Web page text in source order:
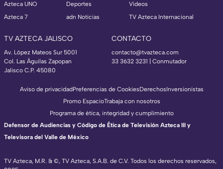
Azteca UNO
Azteca 7
Deportes
adn Noticias
Videos
TV Azteca Internacional
TV AZTECA JALISCO
Av. López Mateos Sur 5001
Col. Las Águilas Zapopan
Jalisco C.P. 45080
CONTACTO
contacto@tvazteca.com
33 3632 3231 | Conmutador
TV Azteca, M.R. & ©, TV Azteca, S.A.B. de C.V. Todos los derechos reservados,
Aviso de privacidadPreferencias de CookiesDerechosInversionistas
Promo EspacioTrabaja con nosotros
Programa de ética, integridad y cumplimiento
Defensor de Audiencias y Código de Ética de Televisión Azteca III y
Televisora del Valle de México